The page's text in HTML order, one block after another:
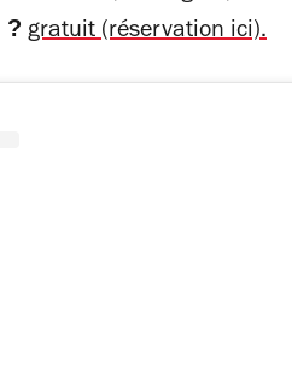
? gratuit (réservation ici).